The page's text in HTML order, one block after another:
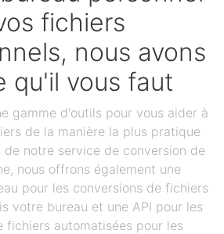
fichiers
nous avons
qu'il vous faut
gamme d'outils pour vous aider à
de la manière la plus pratique
de notre service de conversion de
nous offrons également une
pour les conversions de fichiers
votre bureau et une API pour les
fichiers automatisées pour les